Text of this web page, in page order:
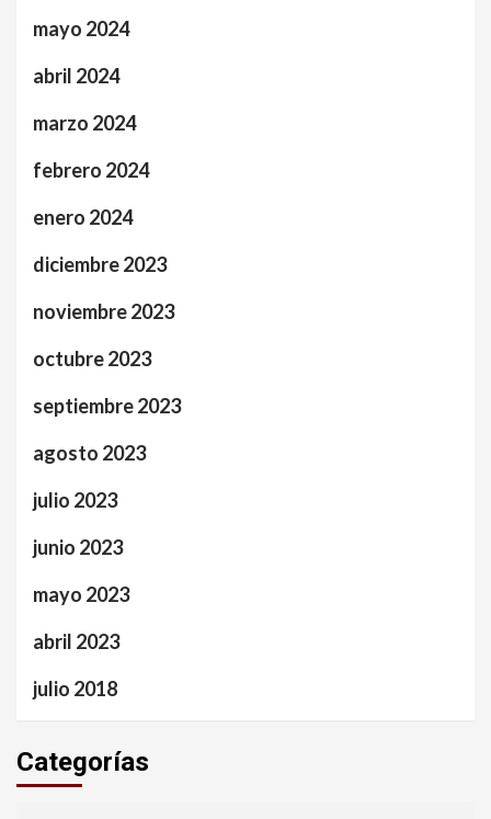
mayo 2024
abril 2024
marzo 2024
febrero 2024
enero 2024
diciembre 2023
noviembre 2023
octubre 2023
septiembre 2023
agosto 2023
julio 2023
junio 2023
mayo 2023
abril 2023
julio 2018
Categorías